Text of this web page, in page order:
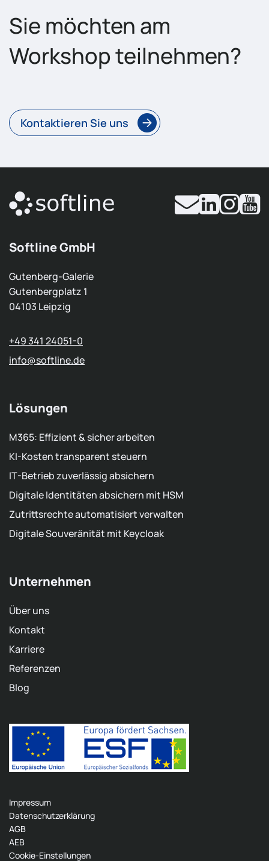
Sie möchten am
Workshop teilnehmen?
Kontaktieren Sie uns
Softline GmbH
Gutenberg-Galerie
Gutenbergplatz 1
04103 Leipzig
+49 341 24051-0
info@softline.de
Lösungen
M365: Effizient & sicher arbeiten
KI-Kosten transparent steuern
IT-Betrieb zuverlässig absichern
Digitale Identitäten absichern mit HSM
Zutrittsrechte automatisiert verwalten
Digitale Souveränität mit Keycloak
Unternehmen
Über uns
Kontakt
Karriere
Referenzen
Blog
Impressum
Datenschutzerklärung
AGB
AEB
Cookie-Einstellungen